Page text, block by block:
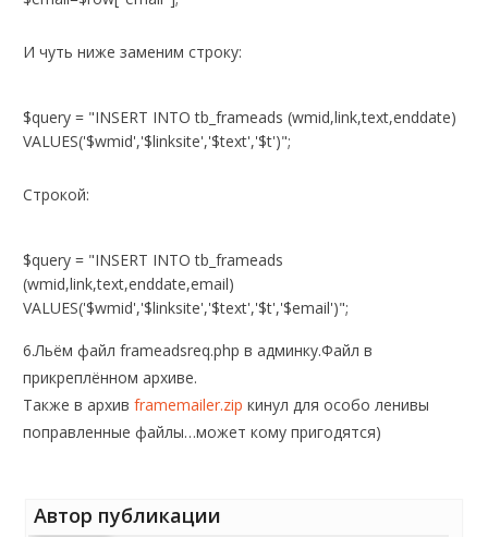
И чуть ниже заменим строку:
$query = "INSERT INTO tb_frameads (wmid,link,text,enddate)
VALUES('$wmid','$linksite','$text','$t')";
Строкой:
$query = "INSERT INTO tb_frameads
(wmid,link,text,enddate,email)
VALUES('$wmid','$linksite','$text','$t','$email')";
6.Льём файл frameadsreq.php в админку.Файл в
прикреплённом архиве.
Также в архивframemailer.zip кинул для особо ленивы
поправленные файлы…может кому пригодятся)
Автор публикации